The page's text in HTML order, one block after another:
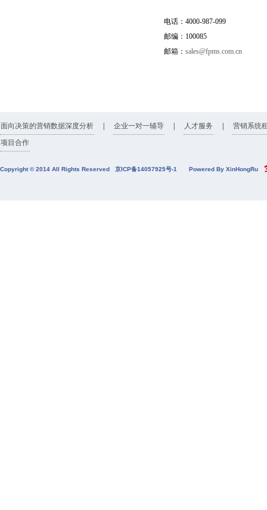
电话：4000-987-099
邮编：100085
邮箱： sales@fpms.com.cn
面向决策的营销数据深度分析 企业一对一辅导 人才服务
营销系统
项目合作
Copyright © 2014 All Rights Reserved 京ICP备14057925号-1 Powered By XinHongRu